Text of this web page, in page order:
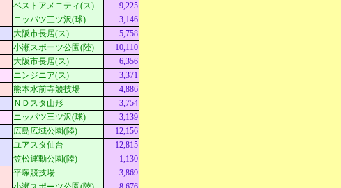
ベストアメニティ(ス)
9,225
ニッパツ三ツ沢(球)
3,146
大阪市長居(ス) 5,758
小瀬スポーツ公園(陸)
10,110
大阪市長居(ス)
6,356
ニンジニア(ス)
3,371
熊本水前寺競技場
4,886
ＮＤスタ山形
3,754
ニッパツ三ツ沢(球)
3,139
広島広域公園(陸) 12,156
ユアスタ仙台
12,815
笠松運動公園(陸)
1,130
平塚競技場
3,869